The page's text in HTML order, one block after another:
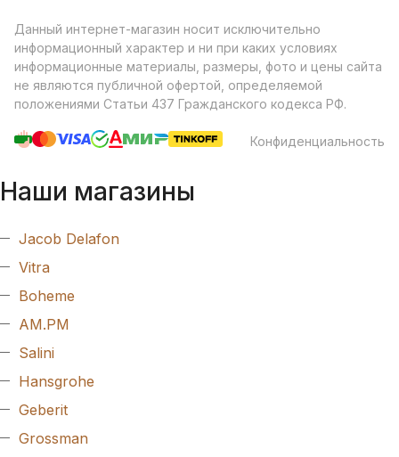
Данный интернет-магазин носит исключительно
информационный характер и ни при каких условиях
информационные материалы, размеры, фото и цены сайта
не являются публичной офертой, определяемой
положениями Статьи 437 Гражданского кодекса РФ.
Конфиденциальность
Наши магазины
Jacob Delafon
Vitra
Boheme
AM.PM
Salini
Hansgrohe
Geberit
Grossman